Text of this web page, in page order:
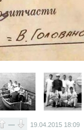
— 19.04.2015 18:09